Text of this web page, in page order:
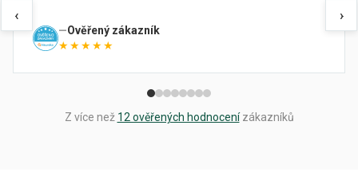
‹
Ověřený zákazník
★★★★★
›
Z více než 12 ověřených hodnocenízákazníků